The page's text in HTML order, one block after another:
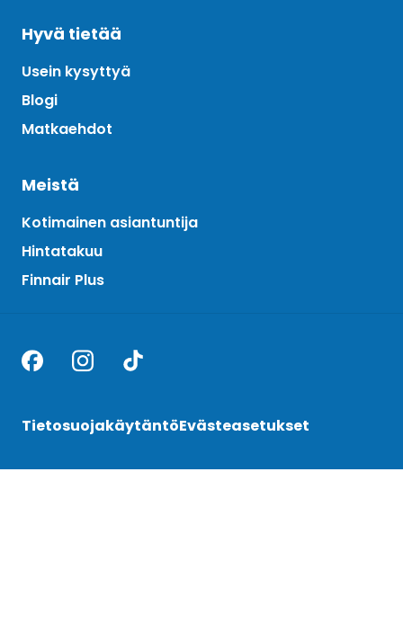
Hyvä tietää
Usein kysyttyä
Blogi
Matkaehdot
Meistä
Kotimainen asiantuntija
Hintatakuu
Finnair Plus
TietosuojakäytäntöEvästeasetukset